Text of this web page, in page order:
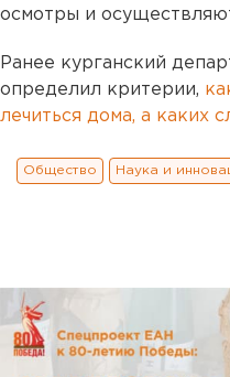
осмотры и
Ранее курганский
определил критерии,
лечиться дома, а каких
Общество Наука и